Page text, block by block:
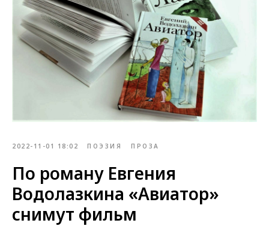
2022-11-01 18:02 ПОЭЗИЯ ПРОЗА
По роману Евгения
Водолазкина «Авиатор»
снимут фильм